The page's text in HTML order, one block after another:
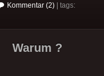
Kommentar (2) | tags:
Warum ?